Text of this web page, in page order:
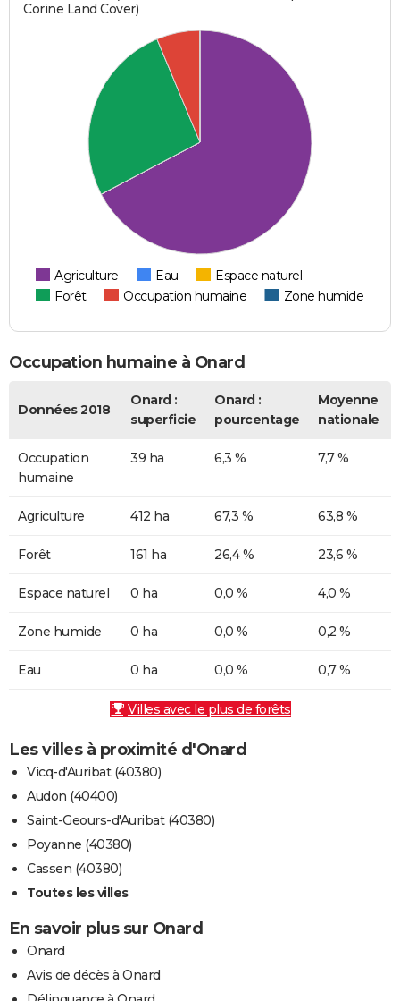
Corine Land Cover)
Agriculture Eau
Espace naturel
Forêt
Occupation humaine Zone humide
Occupation humaine à Onard
Données 2018
Onard :
superficie
Onard :
pourcentage
Moyenne
nationale
Occupation
humaine
39 ha 6,3 % 7,7 %
Agriculture 412 ha 67,3 % 63,8 %
Forêt 161 ha 26,4 % 23,6 %
Espace naturel 0 ha 0,0 % 4,0 %
Zone humide 0 ha 0,0 % 0,2 %
Eau 0 ha 0,0 % 0,7 %
Villes avec le plus de forêts
Les villes à proximité d'Onard
Vicq-d'Auribat (40380)
Audon (40400)
Saint-Geours-d'Auribat (40380)
Poyanne (40380)
Cassen (40380)
Toutes les villes
En savoir plus sur Onard
Onard
Avis de décès à Onard